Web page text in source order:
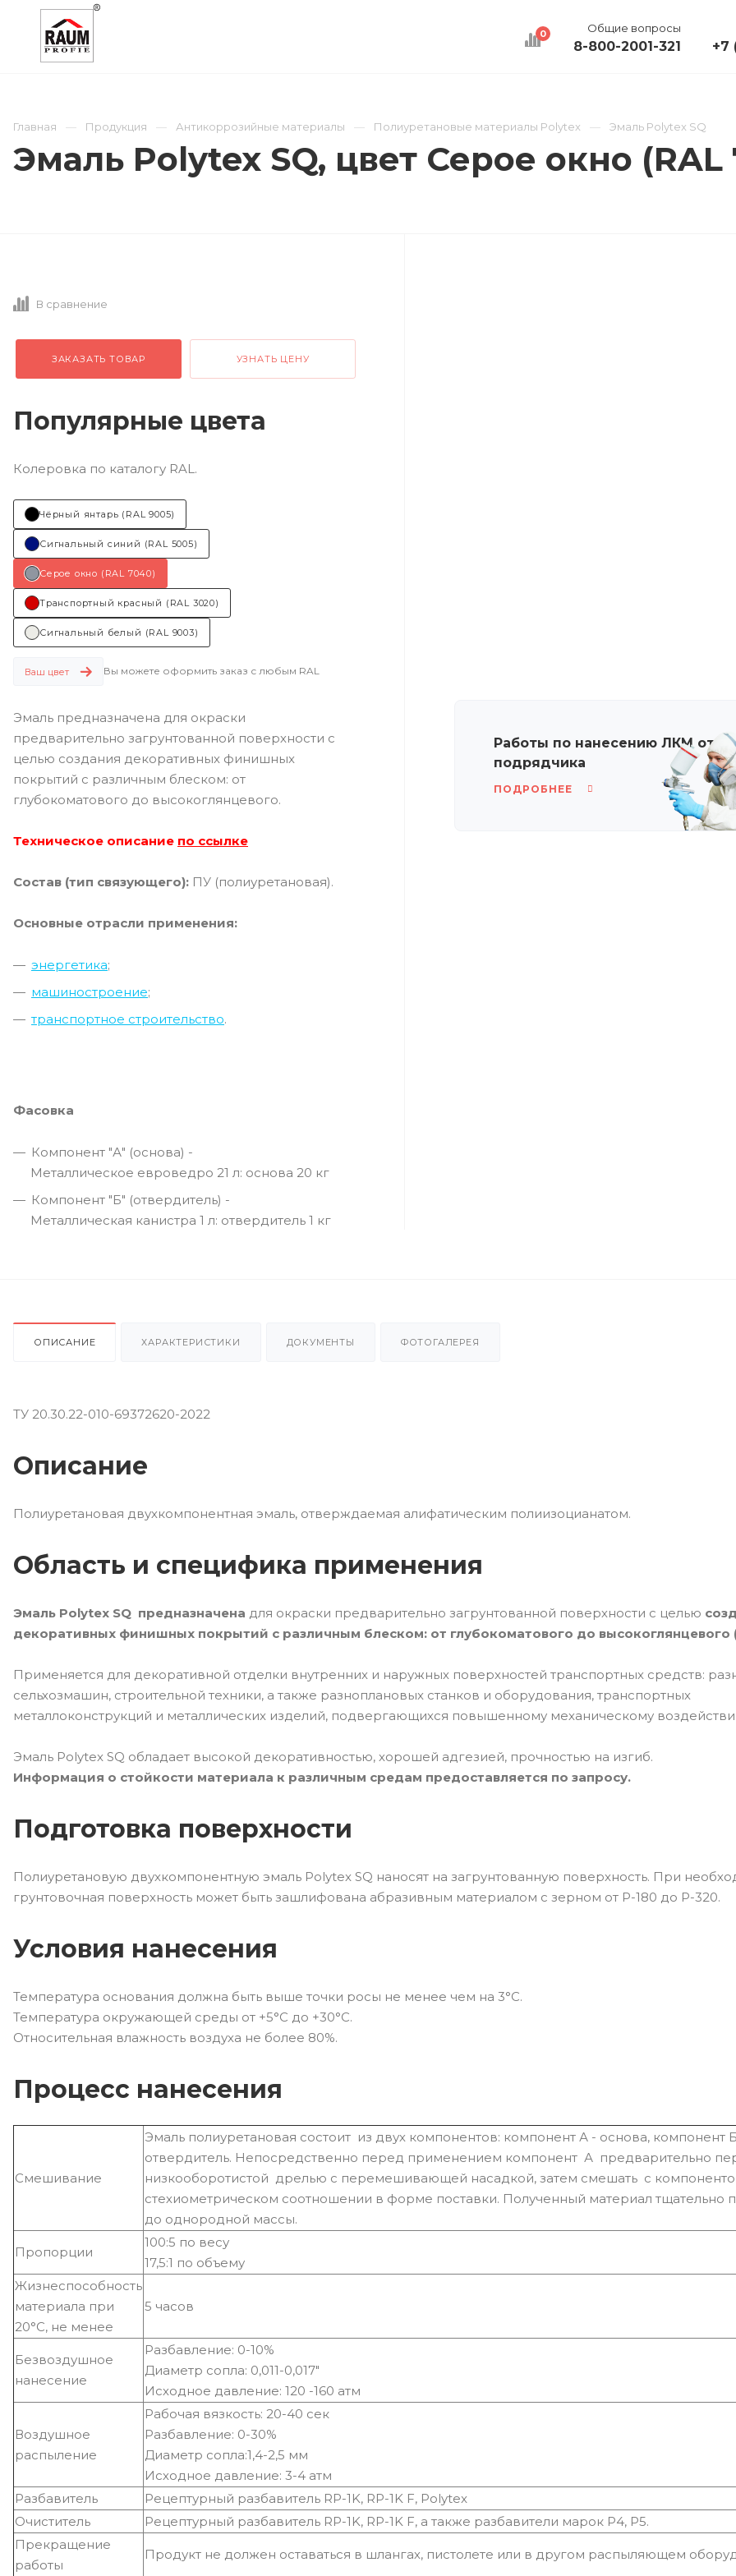
0 Общие вопросы
8-800-2001-321 +7
Главная
Продукция Антикоррозийные материалы Полиуретановые материалы Polytex Эмаль Polytex SQ
Эмаль Polytex SQ, цвет Серое окно (RAL
В сравнение
ЗАКАЗАТЬ ТОВАР УЗНАТЬ ЦЕНУ
Популярные цвета
Колеровка по каталогу RAL.
Чёрный янтарь (RAL 9005)
Сигнальный синий (RAL 5005)
Серое окно (RAL 7040)
Транспортный красный (RAL 3020)
Сигнальный белый (RAL 9003)
Ваш цвет Вы можете оформить заказ с любым RAL
Эмаль предназначена для окраски
предварительно загрунтованной поверхности с
целью создания декоративных финишных
покрытий с различным блеском: от
глубокоматового до высокоглянцевого.
Техническое описание по ссылке
Состав (тип связующего): ПУ (полиуретановая).
Основные отрасли применения:
энергетика;
машиностроение;
транспортное строительство.
Фасовка
Компонент "А" (основа) -
Металлическое евроведро 21 л: основа 20 кг
Компонент "Б" (отвердитель) -
Металлическая канистра 1 л: отвердитель 1 кг
Работы по нанесению ЛКМ от
подрядчика
ПОДРОБНЕЕ
ОПИСАНИЕ ХАРАКТЕРИСТИКИ ДОКУМЕНТЫ ФОТОГАЛЕРЕЯ
ТУ 20.30.22-010-69372620-2022
Описание
Полиуретановая двухкомпонентная эмаль, отверждаемая алифатическим полиизоцианатом.
Область и специфика применения
Эмаль Polytex SQ предназначена для окраски предварительно загрунтованной поверхности с целью
декоративных финишных покрытий с различным блеском: от глубокоматового до высокоглянцевого
Применяется для декоративной отделки внутренних и наружных поверхностей транспортных средств:
сельхозмашин, строительной техники, а также разноплановых станков и оборудования, транспортных
металлоконструкций и металлических изделий, подвергающихся повышенному механическому
Эмаль Polytex SQ обладает высокой декоративностью, хорошей адгезией, прочностью на изгиб.
Информация о стойкости материала к различным средам предоставляется по запросу.
Подготовка поверхности
Полиуретановую двухкомпонентную эмаль Polytex SQ наносят на загрунтованную поверхность. При
грунтовочная поверхность может быть зашлифована абразивным материалом с зерном от Р-180 до Р-320.
Условия нанесения
Температура основания должна быть выше точки росы не менее чем на 3°С.
Температура окружающей среды от +5°С до +30°С.
Относительная влажность воздуха не более 80%.
Процесс нанесения
Смешивание
Эмаль полиуретановая состоит из двух компонентов: компонент А - основа, компонент
отвердитель. Непосредственно перед применением компонент А предварительно
низкооборотистой дрелью с перемешивающей насадкой, затем смешать с
стехиометрическом соотношении в форме поставки. Полученный материал тщательно
до однородной массы.
Пропорции
100:5 по весу
17,5:1 по объему
Жизнеспособность
материала при
20°С, не менее
5 часов
Безвоздушное
нанесение
Разбавление: 0-10%
Диаметр сопла: 0,011-0,017"
Исходное давление: 120 -160 атм
Воздушное
распыление
Рабочая вязкость: 20-40 сек
Разбавление: 0-30%
Диаметр сопла:1,4-2,5 мм
Исходное давление: 3-4 атм
Разбавитель
Рецептурный разбавитель RP-1K, RP-1K F, Polytex
Очиститель
Рецептурный разбавитель RP-1K, RP-1K F, а также разбавители марок Р4, Р5.
Прекращение
работы
Продукт не должен оставаться в шлангах, пистолете или в другом распыляющем